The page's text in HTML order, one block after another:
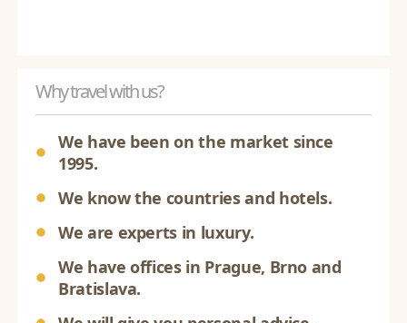
Why travel with us?
We have been on the market since
1995.
We know the countries and hotels.
We are experts in luxury.
We have offices in Prague, Brno and
Bratislava.